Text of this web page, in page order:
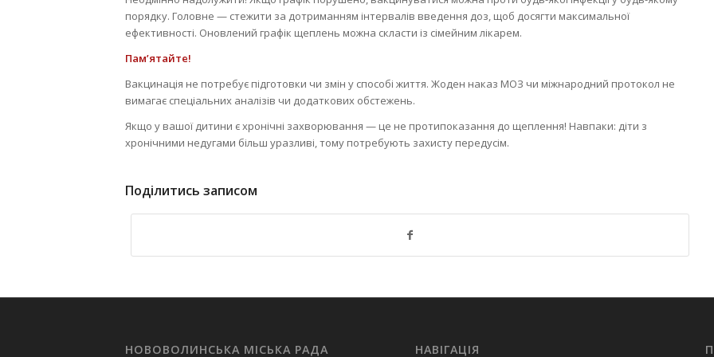
порядку. Головне — стежити за дотриманням інтервалів введення доз, щоб досягти максимальної
ефективності. Оновлений графік щеплень можна скласти із сімейним лікарем.
Пам’ятайте!
Вакцинація не потребує підготовки чи змін у способі життя. Жоден наказ МОЗ чи міжнародний протокол не
вимагає спеціальних аналізів чи додаткових обстежень.
Якщо у вашої дитини є хронічні захворювання — це не протипоказання до щеплення! Навпаки: діти з
хронічними недугами більш уразливі, тому потребують захисту передусім.
Поділитись записом
НОВОВОЛИНСЬКА МІСЬКА РАДА НАВІГАЦІЯ